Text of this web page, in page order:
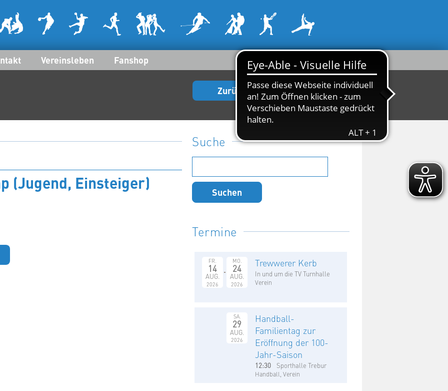
Vereinsleben Fanshop
Zurück zur Startseite
(Jugend, Einsteiger)
Suche
nach:
Termine
FR.
14
AUG.
2026
MO.
24
AUG.
2026
Trewwerer Kerb
In und um die TV Turnhalle
Verein
SA.
29
AUG.
2026
Handball-
Familientag zur
Eröffnung der 100-
Jahr-Saison
12:30 Sporthalle Trebur
Handball, Verein